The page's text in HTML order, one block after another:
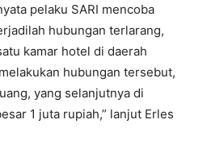
pelaku SARI mencoba
hubungan terlarang,
kamar hotel di daerah
hubungan tersebut,
yang selanjutnya di
1 juta rupiah,” lanjut Erles